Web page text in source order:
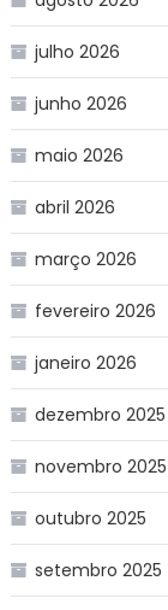
julho 2026
junho 2026
maio 2026
abril 2026
março 2026
fevereiro 2026
janeiro 2026
dezembro 2025
novembro 2025
outubro 2025
setembro 2025